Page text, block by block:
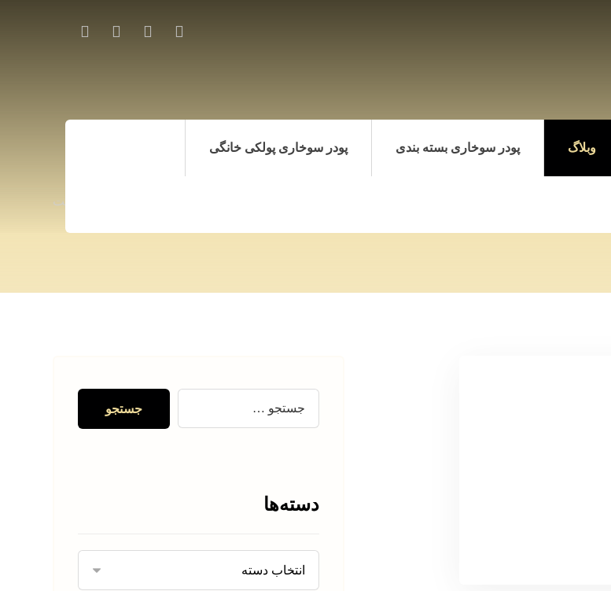
وبلاگ پودر سوخاری بسته بندی پودر سوخاری پولکی خانگی
ارسال رایگان پودر سوخاری دانه درشت
دسته‌ها